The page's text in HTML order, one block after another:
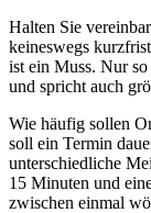
Halten Sie
keineswegs
ist ein Muss. Nur
und spricht auch
​Wie häufig sollen
soll ein Termin
unterschiedliche
15 Minuten und
zwischen einmal